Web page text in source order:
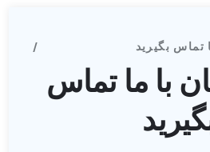
تماس بگیرید
با ما تماس